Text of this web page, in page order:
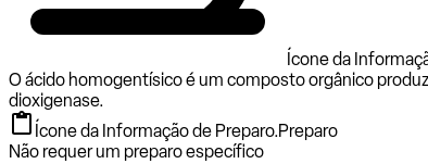
Ícone da
O ácido homogentísico é um composto orgânico
dioxigenase.
Ícone da Informação de Preparo.Preparo
Não requer um preparo específico